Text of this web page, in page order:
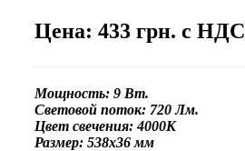
Цена: 433 грн. с НДС
Мощность: 9 Вт.
Световой поток: 720 Лм.
Цвет свечения:4000К
Размер: 538х36 мм